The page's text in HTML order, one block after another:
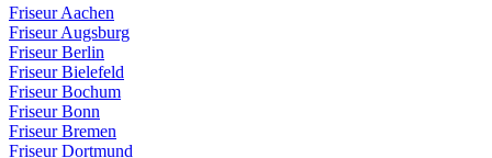
Friseur Aachen
Friseur Augsburg
Friseur Berlin
Friseur Bielefeld
Friseur Bochum
Friseur Bonn
Friseur Bremen
Friseur Dortmund